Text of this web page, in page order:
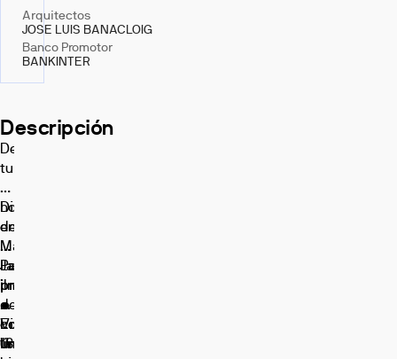
Arquitectos
JOSE LUIS BANACLOIG
Banco Promotor
BANKINTER
Descripción
Descubre
tu
nuevo
hogar
en
Marella
Puig
¡Inicio
de
construcción!
Un
Disfruta
de:
•
Jardín
privado.
•
Viviendas
unifamiliares.
La
promoción
cuenta
con
18
En
línea